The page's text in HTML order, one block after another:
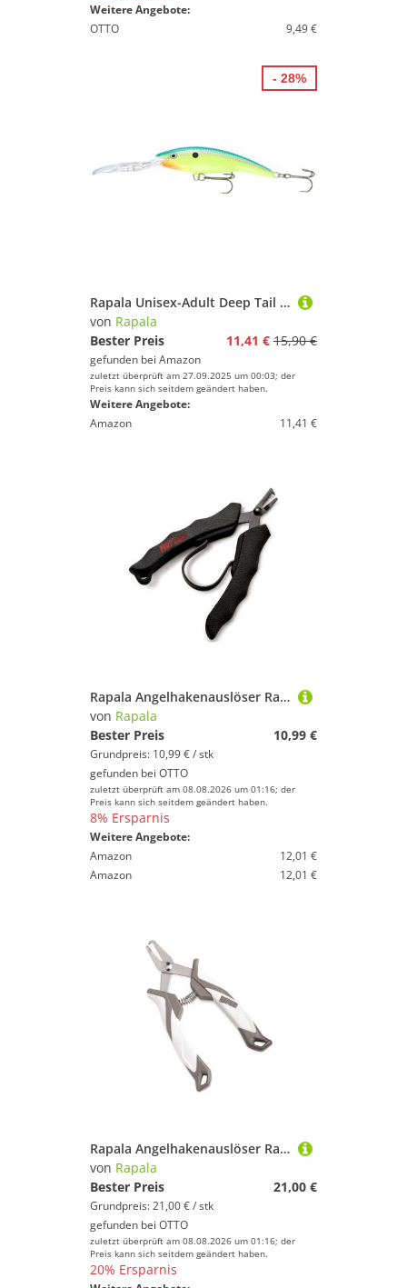
Weitere Angebote:
OTTO
9,49 €
Rapala Unisex-Adult Deep Tail Dancer Angelköder-Angelzubehör aus Balsaholz-Stabile Tauchschaufel-Süßwasser Spinnköder-Lauftiefe 6m-Fischköder 9cm, 13g-Hergestellt in Estland-Parrot
von Rapala
Bester Preis
11,41 € 15,90 €
gefunden bei Amazon
zuletzt überprüft am 27.09.2025 um 00:03; der
Preis kann sich seitdem geändert haben.
Weitere Angebote:
Amazon
11,41 €
- 28%
Rapala Angelhakenauslöser Rapala Mini Split Ring Pliers 11cm - Sprengringzange
von Rapala
Bester Preis
10,99 €
Grundpreis: 10,99 € / stk
gefunden bei OTTO
zuletzt überprüft am 08.08.2026 um 01:16; der
Preis kann sich seitdem geändert haben.
8% Ersparnis
Weitere Angebote:
Amazon
12,01 €
Amazon
12,01 €
Rapala Angelhakenauslöser Rapala Pince Br Angler 16cm - Sprengringzange
von Rapala
Bester Preis
21,00 €
Grundpreis: 21,00 € / stk
gefunden bei OTTO
zuletzt überprüft am 08.08.2026 um 01:16; der
Preis kann sich seitdem geändert haben.
20% Ersparnis